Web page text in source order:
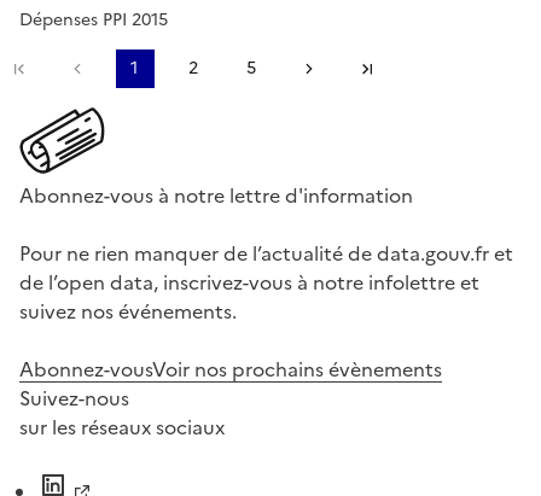
Dépenses PPI 2015
Première pagePage précédente
1 2 5 Page suivante
Abonnez-vous à notre lettre d'information
Pour ne rien manquer de l’actualité de data.gouv.fr et
de l’open data, inscrivez-vous à notre infolettre et
suivez nos événements.
Abonnez-vousVoir nos prochains évènements
Suivez-nous
sur les réseaux sociaux